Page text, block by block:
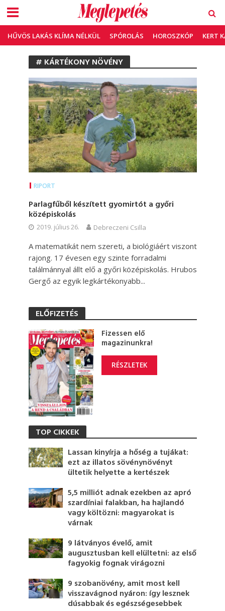
HŰVÖS LAKÁS KLÍMA NÉLKÜL SPÓROLÁS HOROSZKÓP KERT
# KÁRTÉKONY NÖVÉNY
RIPORT
Parlagfűből készített gyomirtót a győri
középiskolás
2019. július 26. Debreczeni Csilla
A matematikát nem szereti, a biológiáért viszont
rajong. 17 évesen egy szinte forradalmi
találmánnyal állt elő a győri középiskolás. Hrubos
Gergő az egyik legkártékonyabb...
ELŐFIZETÉS
Fizessen elő
magazinunkra!
RÉSZLETEK
TOP CIKKEK
Lassan kinyírja a hőség a tujákat:
ezt az illatos sövénynövényt
ültetik helyette a kertészek
5,5 milliót adnak ezekben az apró
szardíniai falakban, ha hajlandó
vagy költözni: magyarokat is
várnak
9 látványos évelő, amit
augusztusban kell elültetni: az első
fagyokig fognak virágozni
9 szobanövény, amit most kell
visszavágnod nyáron: így lesznek
dúsabbak és egészségesebbek